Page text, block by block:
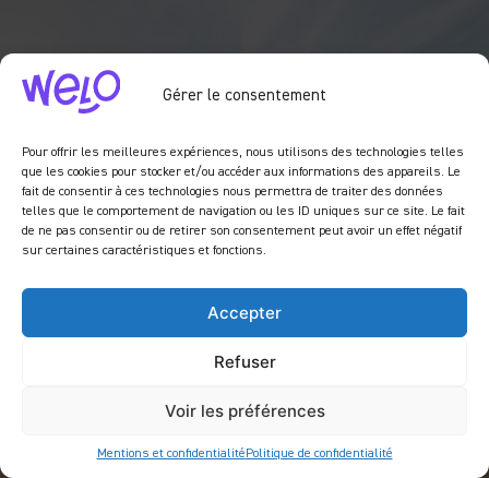
Gérer le consentement
Pour offrir les meilleures expériences, nous utilisons des technologies telles
que les cookies pour stocker et/ou accéder aux informations des appareils. Le
fait de consentir à ces technologies nous permettra de traiter des données
telles que le comportement de navigation ou les ID uniques sur ce site. Le fait
de ne pas consentir ou de retirer son consentement peut avoir un effet négatif
sur certaines caractéristiques et fonctions.
Accepter
Refuser
Voir les préférences
Mentions et confidentialité Politique de confidentialité